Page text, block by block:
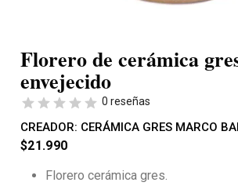
Florero de cerámica
envejecido
0 reseñas
CREADOR: CERÁMICA GRES MARCO
$21.990
Florero cerámica gres.